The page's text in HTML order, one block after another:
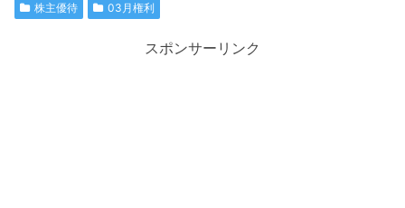
株主優待 03月権利
スポンサーリンク